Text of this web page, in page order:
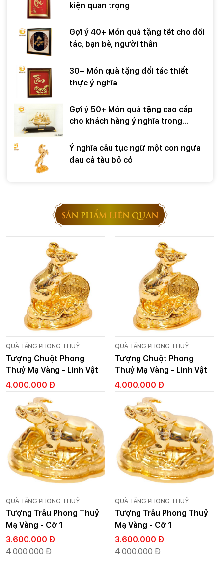
kiện quan trọng
Gợi ý 40+ Món quà tặng tết cho đối
tác, bạn bè, người thân
30+ Món quà tặng đối tác thiết
thực ý nghĩa
Gợi ý 50+ Món quà tặng cao cấp
cho khách hàng ý nghĩa trong
Ý nghĩa câu tục ngữ một con ngựa
đau cả tàu bỏ cỏ
SẢN PHẨM LIÊN QUAN
QUÀ TẶNG PHONG THUỶ
Tượng Chuột Phong
Thuỷ Mạ Vàng - Linh Vật
Phong Thuỷ - Cỡ 1
4.000.000 Đ
QUÀ TẶNG PHONG THUỶ
Tượng Chuột Phong
Thuỷ Mạ Vàng - Linh Vật
Phong Thuỷ - Cỡ 1
4.000.000 Đ
QUÀ TẶNG PHONG THUỶ
Tượng Trâu Phong Thuỷ
Mạ Vàng - Cỡ 1
3.600.000 Đ
4.000.000 Đ
QUÀ TẶNG PHONG THUỶ
Tượng Trâu Phong Thuỷ
Mạ Vàng - Cỡ 1
3.600.000 Đ
4.000.000 Đ